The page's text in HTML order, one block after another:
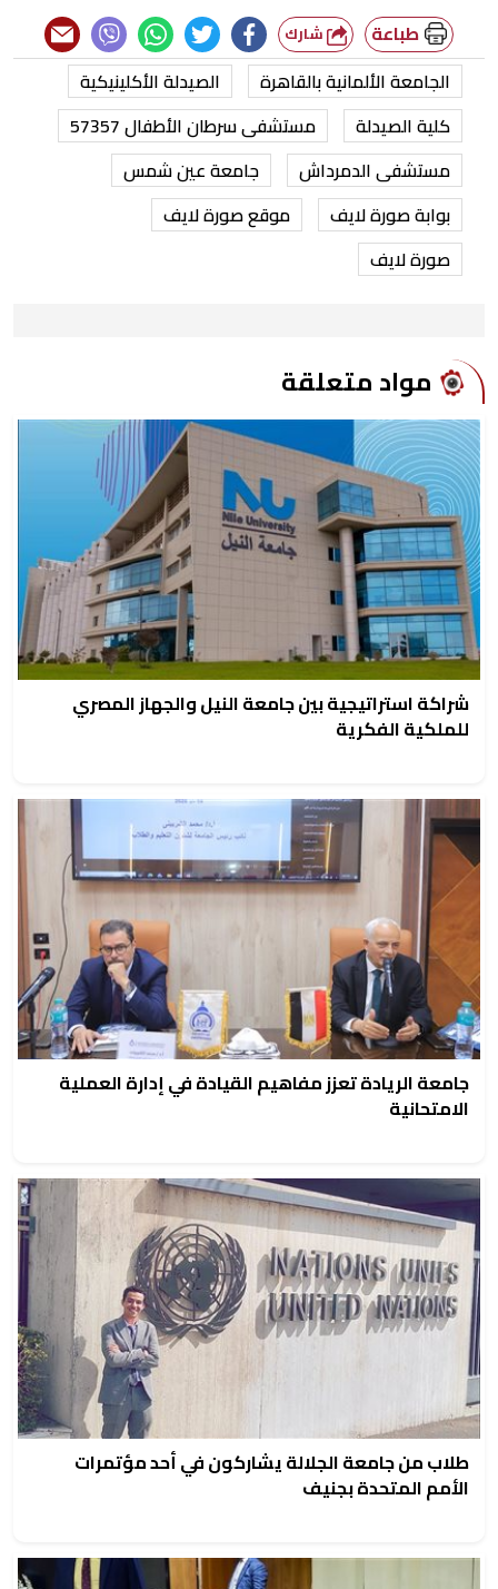
طباعة
الجامعة الألمانية بالقاهرة
الصيدلة الأكلينيكية
كلية الصيدلة
مستشفى سرطان الأطفال 57357
مستشفى الدمرداش
جامعة عين شمس
بوابة صورة لايف
موقع صورة لايف
صورة لايف
مواد متعلقة
شراكة استراتيجية بين جامعة النيل والجهاز المصري
للملكية الفكرية
جامعة الريادة تعزز مفاهيم القيادة في إدارة العملية
الامتحانية
طلاب من جامعة الجلالة يشاركون في أحد مؤتمرات
الأمم المتحدة بجنيف